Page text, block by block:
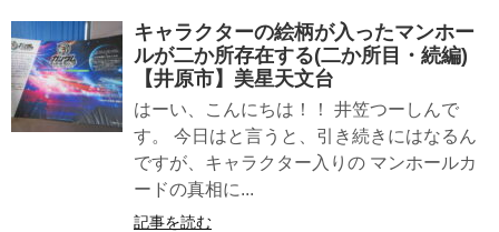
キャラクターの絵柄が入ったマンホー
ルが二か所存在する(二か所目・続編)
【井原市】美星天文台
はーい、こんにちは！！ 井笠つーしんで
す。 今日はと言うと、引き続きにはなるん
ですが、キャラクター入りの マンホールカ
ードの真相に...
記事を読む